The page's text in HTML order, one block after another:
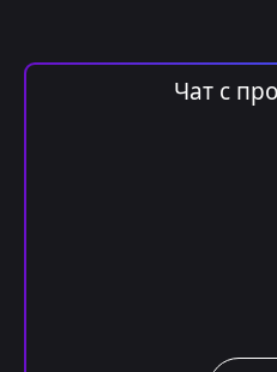
Чат с